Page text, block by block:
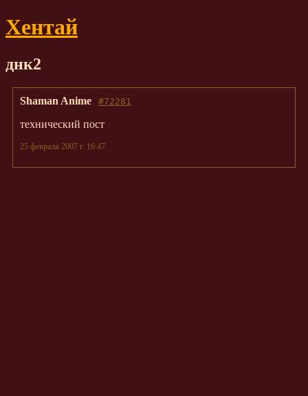
Хентай
днк2
#72281
Shaman Anime
технический пост
25 февраля 2007 г. 16:47